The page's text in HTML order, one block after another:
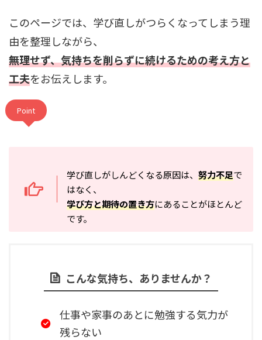
このページでは、学び直しがつらくなってしまう理
由を整理しながら、
無理せず、気持ちを削らずに続けるための考え方と
工夫をお伝えします。
Point
学び直しがしんどくなる原因は、 努力不足で
はなく、
学び方と期待の置き方にあることがほとんど
です。
こんな気持ち、ありませんか？
仕事や家事のあとに勉強する気力が
残らない